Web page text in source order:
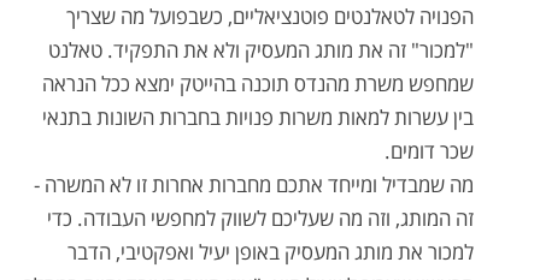
הפנויה לטאלנטים פוטנציאליים, כשבפועל מה שצריך
"למכור" זה את מותג המעסיק ולא את התפקיד. טאלנט
שמחפש משרת מהנדס תוכנה בהייטק ימצא ככל הנראה
בין עשרות למאות משרות פנויות בחברות השונות בתנאי
שכר דומים.
מה שמבדיל ומייחד אתכם מחברות אחרות זו לא המשרה -
זה המותג, וזה מה שעליכם לשווק למחפשי העבודה. כדי
למכור את מותג המעסיק באופן יעיל ואפקטיבי, הדבר